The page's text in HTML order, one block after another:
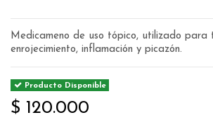
Medicameno de uso tópico, utilizado para
enrojecimiento, inflamación y picazón.
Producto Disponible
$ 120.000